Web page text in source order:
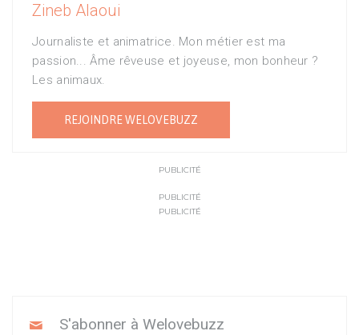
Zineb Alaoui
Journaliste et animatrice. Mon métier est ma
passion... Âme rêveuse et joyeuse, mon bonheur ?
Les animaux.
REJOINDRE WELOVEBUZZ
PUBLICITÉ
PUBLICITÉ
PUBLICITÉ
S'abonner à Welovebuzz